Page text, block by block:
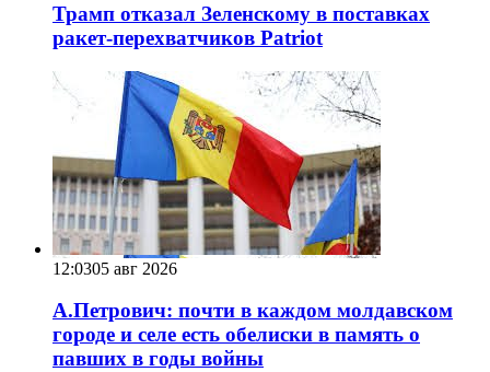
Трамп отказал Зеленскому в поставках
ракет-перехватчиков Patriot
12:0305 авг 2026
А.Петрович: почти в каждом молдавском
городе и селе есть обелиски в память о
павших в годы войны